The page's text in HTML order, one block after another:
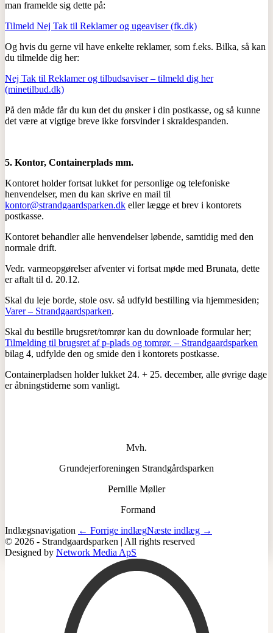
man framelde sig dette på:
Tilmeld Nej Tak til Reklamer og ugeaviser (fk.dk)
Og hvis du gerne vil have enkelte reklamer, som f.eks. Bilka, så kan
du tilmelde dig her:
Nej Tak til Reklamer og tilbudsaviser – tilmeld dig her
(minetilbud.dk)
På den måde får du kun det du ønsker i din postkasse, og så kunne
det være at vigtige breve ikke forsvinder i skraldespanden.
5. Kontor, Containerplads mm.
Kontoret holder fortsat lukket for personlige og telefoniske
henvendelser, men du kan skrive en mail til
kontor@strandgaardsparken.dk eller lægge et brev i kontorets
postkasse.
Kontoret behandler alle henvendelser løbende, samtidig med den
normale drift.
Vedr. varmeopgørelser afventer vi fortsat møde med Brunata, dette
er aftalt til d. 20.12.
Skal du leje borde, stole osv. så udfyld bestilling via hjemmesiden;
Varer – Strandgaardsparken.
Skal du bestille brugsret/tomrør kan du downloade formular her;
Tilmelding til brugsret af p-plads og tomrør. – Strandgaardsparken
bilag 4, udfylde den og smide den i kontorets postkasse.
Containerpladsen holder lukket 24. + 25. december, alle øvrige dage
er åbningstiderne som vanligt.
Mvh.
Grundejerforeningen Strandgårdsparken
Pernille Møller
Formand
Indlægsnavigation ← Forrige indlægNæste indlæg →
© 2026 - Strandgaardsparken | All rights reserved
Designed by Network Media ApS